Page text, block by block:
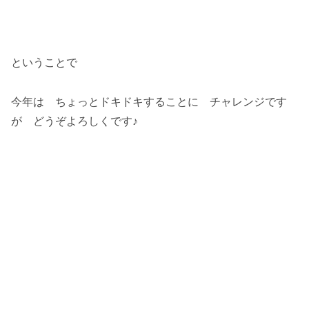
ということで
今年は ちょっとドキドキすることに チャレンジです
が どうぞよろしくです♪